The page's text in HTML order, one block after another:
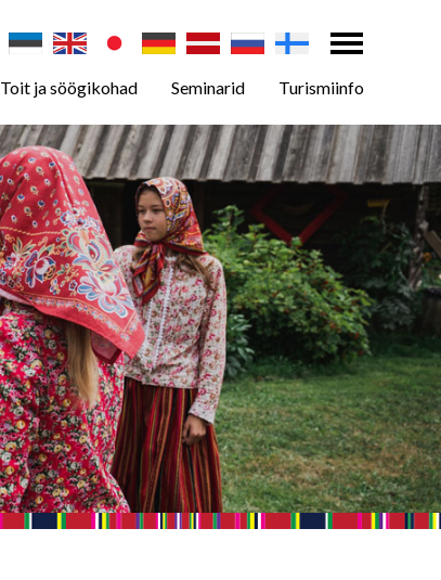
Toit ja söögikohad Seminarid Turismiinfo